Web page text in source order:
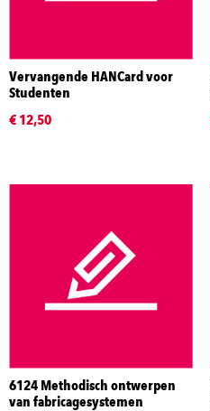
Vervangende HANCard voor
Studenten
€ 12,50
6124 Methodisch ontwerpen
van fabricagesystemen